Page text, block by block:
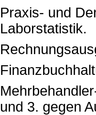
Praxis- und
Laborstatistik.
und 3. gegen